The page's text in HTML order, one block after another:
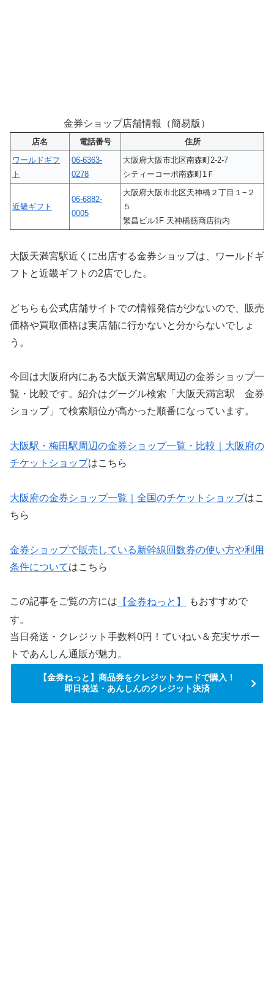
金券ショップ店舗情報（簡易版）
店名 電話番号
住所
ワールドギフ
ト
06-6363-
0278
大阪府大阪市北区南森町2-2-7
シティーコーポ南森町1Ｆ
近畿ギフト
06-6882-
0005
大阪府大阪市北区天神橋２丁目１−２
５
繁昌ビル1F 天神橋筋商店街内
大阪天満宮駅近くに出店する金券ショップは、ワールドギ
フトと近畿ギフトの2店でした。
どちらも公式店舗サイトでの情報発信が少ないので、販売
価格や買取価格は実店舗に行かないと分からないでしょ
う。
今回は大阪府内にある大阪天満宮駅周辺の金券ショップ一
覧・比較です。紹介はグーグル検索「大阪天満宮駅 金券
ショップ」で検索順位が高かった順番になっています。
大阪駅・梅田駅周辺の金券ショップ一覧・比較｜大阪府の
チケットショップはこちら
大阪府の金券ショップ一覧｜全国のチケットショップはこ
ちら
金券ショップで販売している新幹線回数券の使い方や利用
条件についてはこちら
この記事をご覧の方には 【金券ねっと】
もおすすめで
す。
当日発送・クレジット手数料0円！ていねい＆充実サポー
トであんしん通販が魅力。
【金券ねっと】商品券をクレジットカードで購入！
即日発送・あんしんのクレジット決済